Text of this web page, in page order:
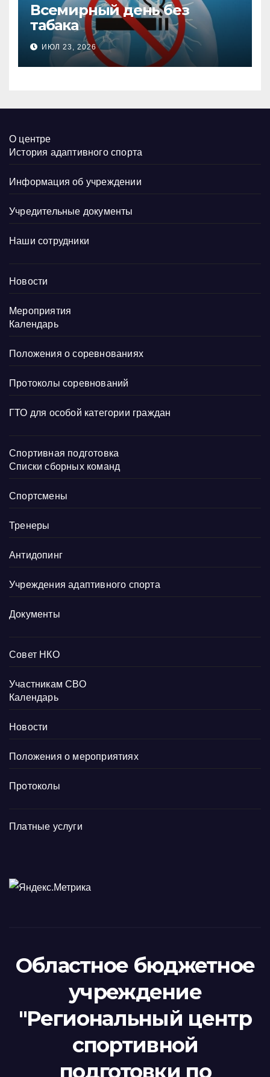
Всемирный день без
табака
ИЮЛ 23, 2026
О центре
История адаптивного спорта
Информация об учреждении
Учредительные документы
Наши сотрудники
Новости
Мероприятия
Календарь
Положения о соревнованиях
Протоколы соревнований
ГТО для особой категории граждан
Спортивная подготовка
Списки сборных команд
Спортсмены
Тренеры
Антидопинг
Учреждения адаптивного спорта
Документы
Совет НКО
Участникам СВО
Календарь
Новости
Положения о мероприятиях
Протоколы
Платные услуги
Областное бюджетное
учреждение
"Региональный центр
спортивной
подготовки по